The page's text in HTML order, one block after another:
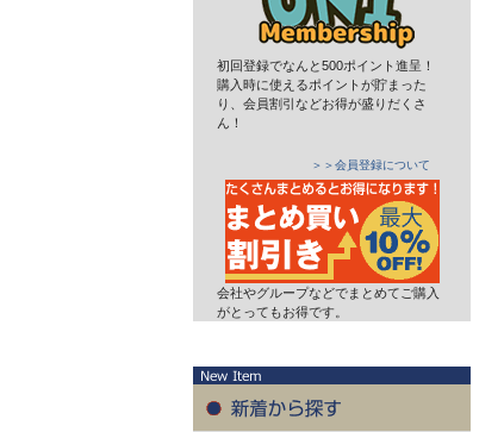
初回登録でなんと500ポイント進呈！
購入時に使えるポイントが貯まった
り、会員割引などお得が盛りだくさ
ん！
＞＞会員登録について
会社やグループなどでまとめてご購入
がとってもお得です。